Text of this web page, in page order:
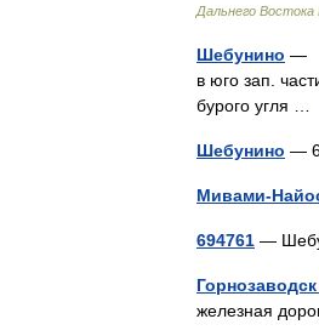
Дальнего Востока
Шебунино —
в юго зап.
бурого угля …
Шебунино —
Мивами-
694761 —
железная